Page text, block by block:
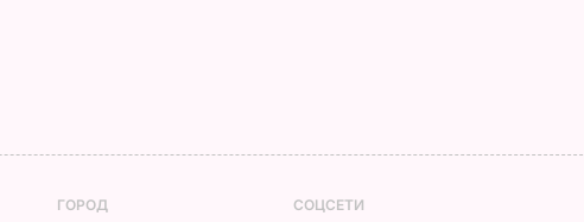
ГОРОД СОЦСЕТИ